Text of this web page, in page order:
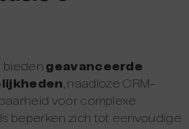
bieden geavanceerde
, naadloze CRM-
voor complexe
beperken zich tot eenvoudige